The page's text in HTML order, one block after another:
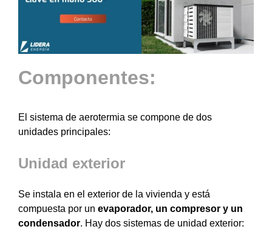
Componentes:
El sistema de aerotermia se compone de dos
unidades principales:
Unidad exterior
Se instala en el exterior de la vivienda y está
compuesta por un evaporador, un compresor y un
condensador. Hay dos sistemas de unidad exterior: